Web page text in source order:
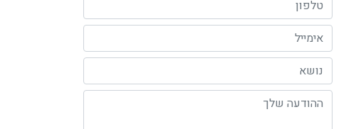
האימייל שלך
נושא
ההודעה שלך